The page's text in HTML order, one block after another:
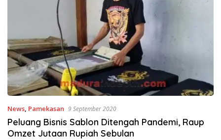
News, Pamekasan 9 September 2020
Peluang Bisnis Sablon Ditengah Pandemi, Raup
Omzet Jutaan Rupiah Sebulan